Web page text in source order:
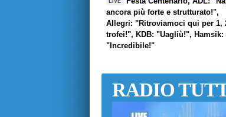
ancora più forte e strutturato!",
Allegri: "Ritroviamoci qui per 1,
trofei!", KDB: "Uagliù!", Hamsik:
"Incredibile!"
RADIO